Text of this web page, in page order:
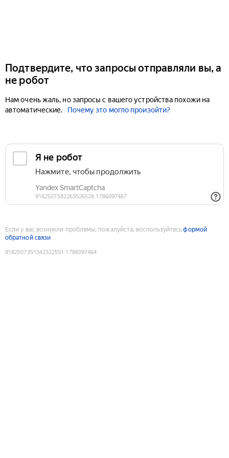
Подтвердите, что запросы отправляли вы, а
не робот
Нам очень жаль, но запросы с вашего устройства похожи на
автоматические.
Почему это могло произойти?
Если у вас возникли проблемы, пожалуйста, воспользуйтесьформой
обратной связи
9182507351342322551 :1786097464